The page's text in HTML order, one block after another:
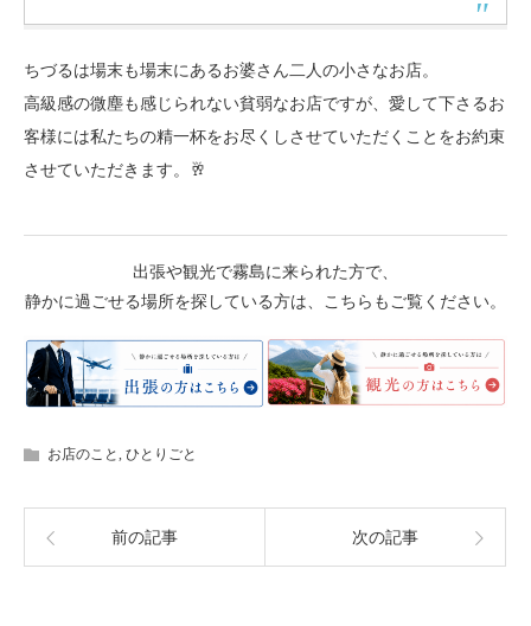
ちづるは場末も場末にあるお婆さん二人の小さなお店。
高級感の微塵も感じられない貧弱なお店ですが、愛して下さるお
客様には私たちの精一杯をお尽くしさせていただくことをお約束
させていただきます。🥂
出張や観光で霧島に来られた方で、
静かに過ごせる場所を探している方は、こちらもご覧ください。
お店のこと , ひとりごと
前の記事 次の記事